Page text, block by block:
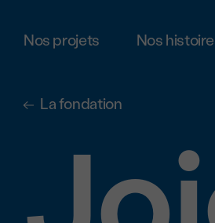
Aller au contenu principal
Nos projets Nos
La fondation